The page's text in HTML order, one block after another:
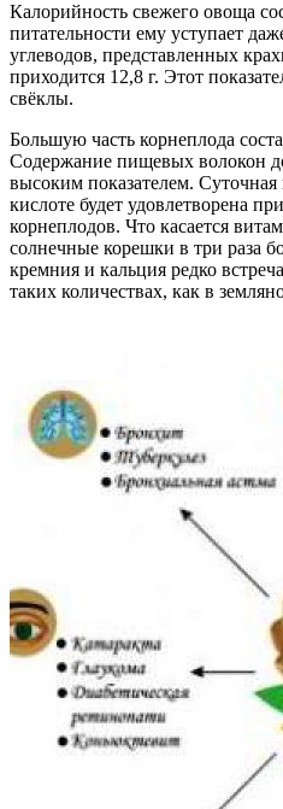
Калорийность свежего овоща
питательности ему уступает
углеводов, представленных
приходится 12,8 г. Этот
свёклы.
Большую часть корнеплода
Содержание пищевых волокон
высоким показателем. Суточная
кислоте будет удовлетворена
корнеплодов. Что касается
солнечные корешки в три раза
кремния и кальция редко
таких количествах, как в